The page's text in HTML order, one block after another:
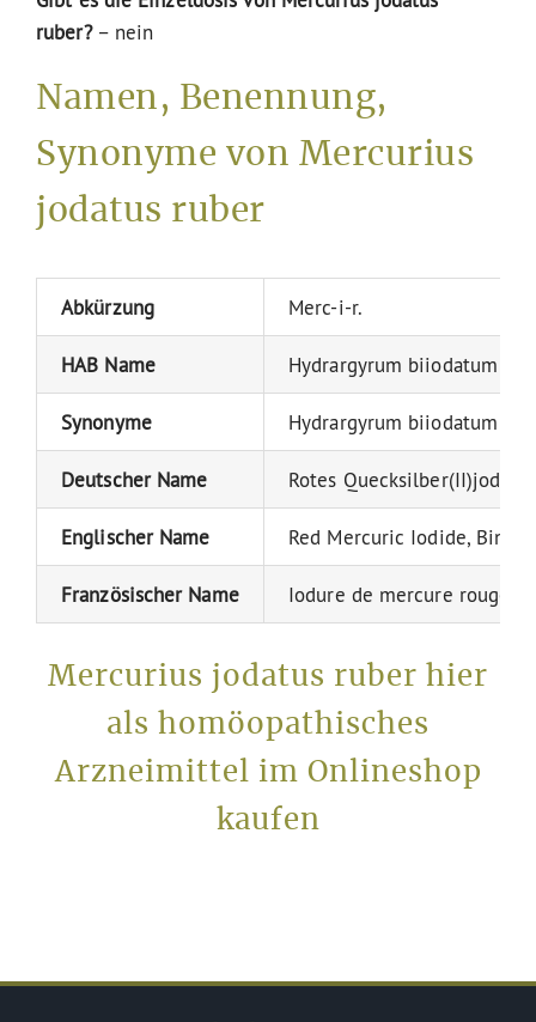
ruber?– nein
Namen, Benennung,
Synonyme von Mercurius
jodatus ruber
Abkürzung Merc-i-r.
HAB Name Hydrargyrum biiodatum
Synonyme Hydrargyrum biiodatum
Deutscher Name Rotes Quecksilber(II)jodid
Englischer Name Red Mercuric Iodide, Bin-
Französischer Name Iodure de mercure rouge
Mercurius jodatus ruber hier
als homöopathisches
Arzneimittel im Onlineshop
kaufen